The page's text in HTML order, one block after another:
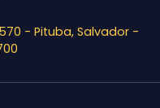
- Pituba, Salvador -